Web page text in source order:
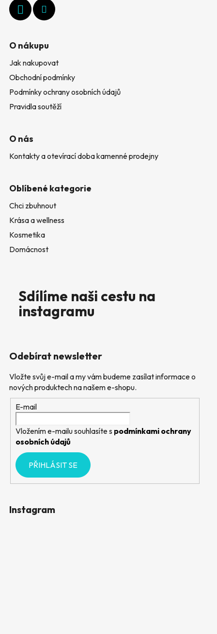
O nákupu
Jak nakupovat
Obchodní podmínky
Podmínky ochrany osobních údajů
Pravidla soutěží
O nás
Kontakty a otevírací doba kamenné prodejny
Oblíbené kategorie
Chci zbuhnout
Krása a wellness
Kosmetika
Domácnost
Sdílíme naši cestu na
instagramu
Odebírat newsletter
Vložte svůj e-mail a my vám budeme zasílat informace o
nových produktech na našem e-shopu.
E-mail
Vložením e-mailu souhlasíte s podmínkami ochrany
osobních údajů
PŘIHLÁSIT SE
Instagram